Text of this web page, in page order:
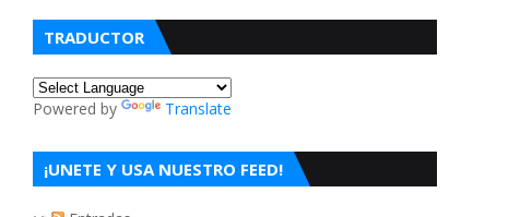
TRADUCTOR
Powered by Translate
¡UNETE Y USA NUESTRO FEED!